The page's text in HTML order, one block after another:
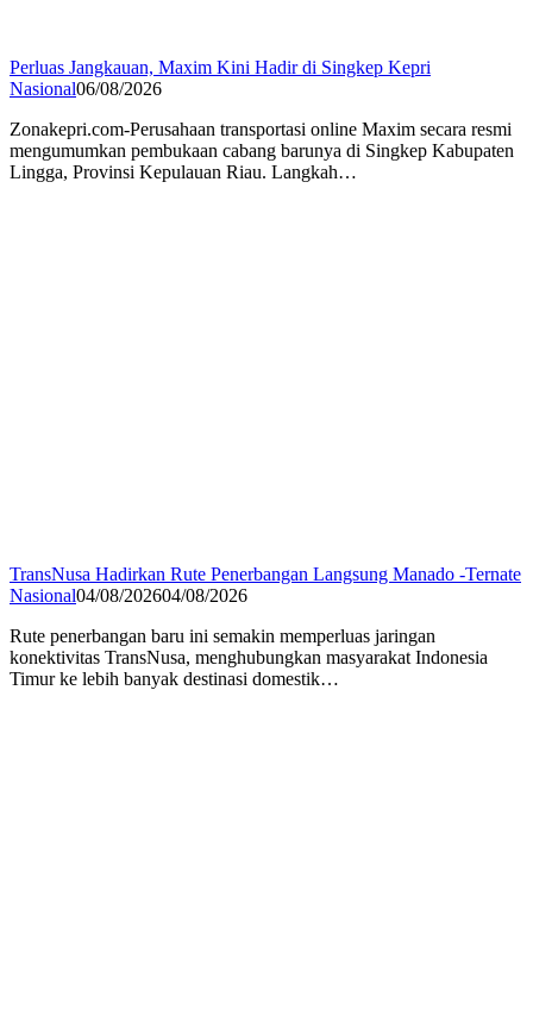
Perluas Jangkauan, Maxim Kini Hadir di Singkep Kepri
Nasional06/08/2026
Zonakepri.com-Perusahaan transportasi online Maxim secara resmi
mengumumkan pembukaan cabang barunya di Singkep Kabupaten
Lingga, Provinsi Kepulauan Riau. Langkah…
TransNusa Hadirkan Rute Penerbangan Langsung Manado -Ternate
Nasional04/08/202604/08/2026
Rute penerbangan baru ini semakin memperluas jaringan
konektivitas TransNusa, menghubungkan masyarakat Indonesia
Timur ke lebih banyak destinasi domestik…